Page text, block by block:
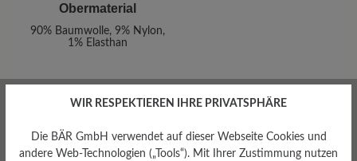
Obermaterial
90% Baumwolle, 9% Nylon,
1% Elasthan
WIR RESPEKTIEREN IHRE PRIVATSPHÄRE
Die BÄR GmbH verwendet auf dieser Webseite Cookies und
andere Web-Technologien („Tools“). Mit Ihrer Zustimmung nutzen